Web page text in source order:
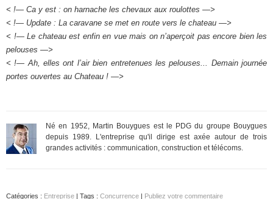
< !— Ca y est : on harnache les chevaux aux roulottes —>
< !— Update : La caravane se met en route vers le chateau —>
< !— Le chateau est enfin en vue mais on n’aperçoit pas encore bien les
pelouses —>
< !— Ah, elles ont l’air bien entretenues les pelouses... Demain journée
portes ouvertes au Chateau ! —>
Né en 1952, Martin Bouygues est le PDG du groupe Bouygues
depuis 1989. L'entreprise qu'il dirige est axée autour de trois
grandes activités : communication, construction et télécoms.
Catégories : Entreprise | Tags : Concurrence | Publiez votre commentaire